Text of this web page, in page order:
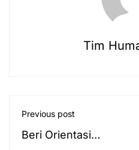
Tim
Previous post
Beri Orientasi